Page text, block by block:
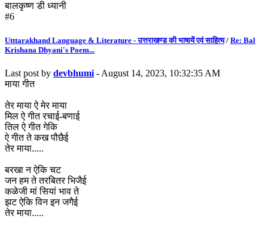
बालकृष्ण डी ध्यानी
#6
Utttarakhand Language & Literature - उत्तराखण्ड की भाषायें एवं साहित्य/ Re: Bal
Krishana Dhyani's Poem...
Last post by devbhumi - August 14, 2023, 10:32:35 AM
माया गीत
तेर माया ऐ मेर माया
मिल ऐ गीत रचाई-बणाई
तिल ऐ गीत गेकि
ऐ गीत ते कख पौछैई
तेर माया.....
बरखा न ऐकि चट
जन हम ते तरबितर भिजैई
कळेजी मां सियां भाव ते
झट ऐकि विन इन जगैई
तेर माया.....